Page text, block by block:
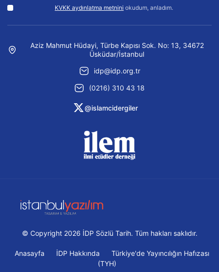
KVKK aydınlatma metnini okudum, anladım.
Aziz Mahmut Hüdayi, Türbe Kapısı Sok. No: 13, 34672
Üsküdar/İstanbul
idp@idp.org.tr
(0216) 310 43 18
@islamcidergiler
© Copyright 2026 İDP Sözlü Tarih. Tüm hakları saklıdır.
Anasayfa İDP Hakkında
Türkiye'de Yayıncılığın Hafızası
(TYH)